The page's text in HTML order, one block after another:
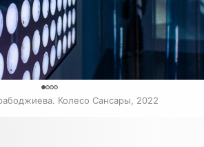
Колесо Сансары, 2022